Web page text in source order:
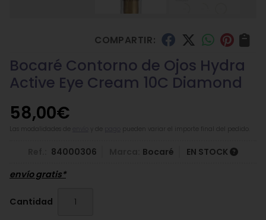
COMPARTIR:
Bocaré Contorno de Ojos Hydra
Active Eye Cream 10C Diamond
58,00€
pueden variar el importe final del pedido.
84000306 Bocaré
EN STOCK
envío gratis*
Cantidad